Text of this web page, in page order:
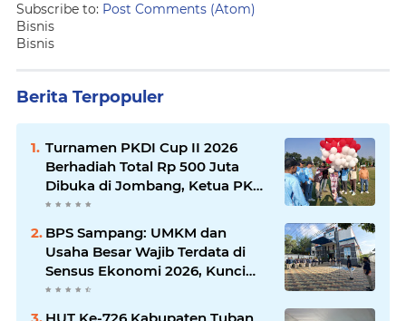
Subscribe to: Post Comments (Atom)
Bisnis
Bisnis
Berita Terpopuler
Turnamen PKDI Cup II 2026
Berhadiah Total Rp 500 Juta
Dibuka di Jombang, Ketua PKDI
Jatim Syaifullah Mahdi: Ajang
Komunikasi Antar-Kades untuk
Memajukan Desa
BPS Sampang: UMKM dan
Usaha Besar Wajib Terdata di
Sensus Ekonomi 2026, Kunci
Kebijakan Tepat Sasaran